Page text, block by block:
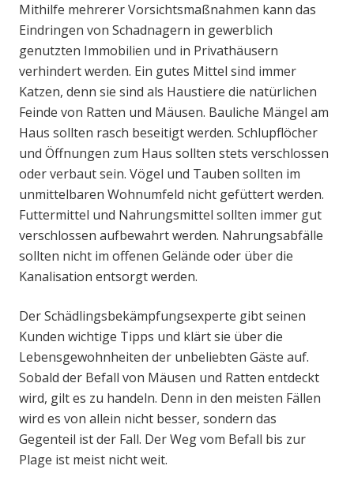
Mithilfe mehrerer Vorsichtsmaßnahmen kann das
Eindringen von Schadnagern in gewerblich
genutzten Immobilien und in Privathäusern
verhindert werden. Ein gutes Mittel sind immer
Katzen, denn sie sind als Haustiere die natürlichen
Feinde von Ratten und Mäusen. Bauliche Mängel am
Haus sollten rasch beseitigt werden. Schlupflöcher
und Öffnungen zum Haus sollten stets verschlossen
oder verbaut sein. Vögel und Tauben sollten im
unmittelbaren Wohnumfeld nicht gefüttert werden.
Futtermittel und Nahrungsmittel sollten immer gut
verschlossen aufbewahrt werden. Nahrungsabfälle
sollten nicht im offenen Gelände oder über die
Kanalisation entsorgt werden.
Der Schädlingsbekämpfungsexperte gibt seinen
Kunden wichtige Tipps und klärt sie über die
Lebensgewohnheiten der unbeliebten Gäste auf.
Sobald der Befall von Mäusen und Ratten entdeckt
wird, gilt es zu handeln. Denn in den meisten Fällen
wird es von allein nicht besser, sondern das
Gegenteil ist der Fall. Der Weg vom Befall bis zur
Plage ist meist nicht weit.